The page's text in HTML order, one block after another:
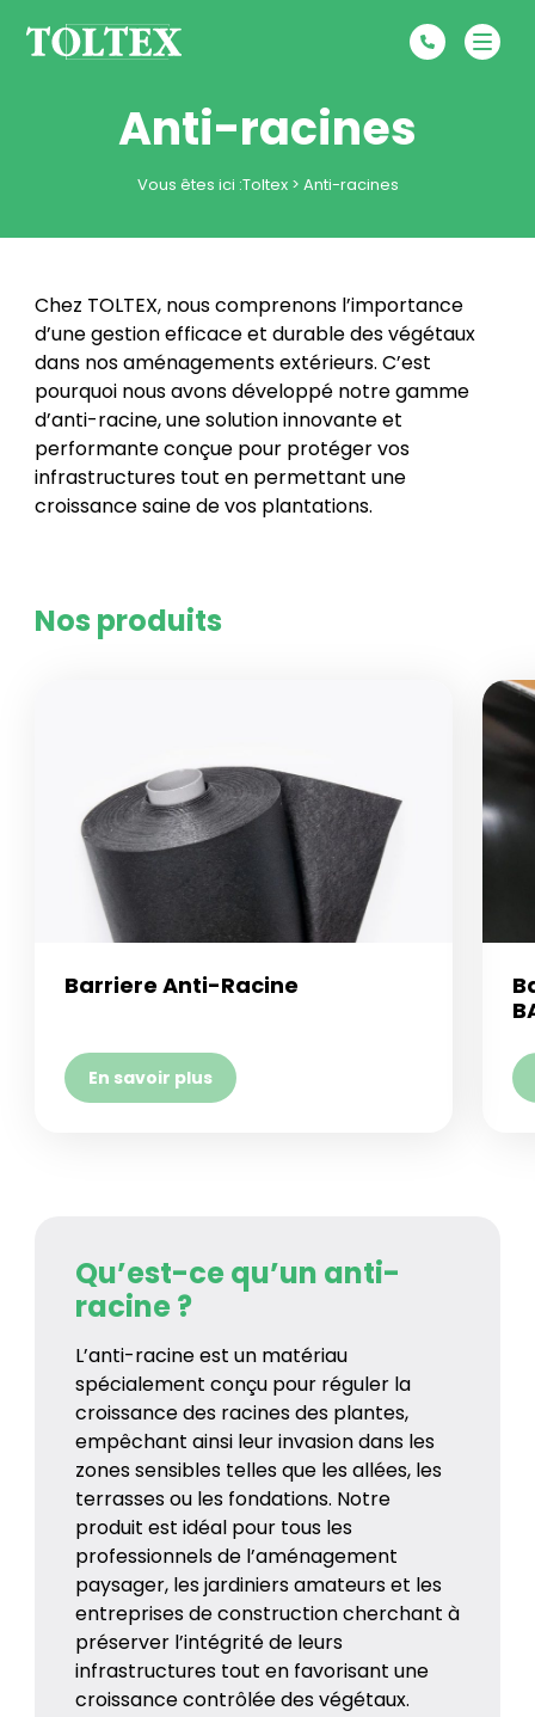
Anti-racines
Vous êtes ici :Toltex> Anti-racines
Chez TOLTEX, nous comprenons l’importance
d’une gestion efficace et durable des végétaux
dans nos aménagements extérieurs. C’est
pourquoi nous avons développé notre gamme
d’anti-racine, une solution innovante et
performante conçue pour protéger vos
infrastructures tout en permettant une
croissance saine de vos plantations.
Nos produits
Barriere Anti-Racine
En savoir plus
Qu’est-ce qu’un anti-
racine ?
L’anti-racine est un matériau
spécialement conçu pour réguler la
croissance des racines des plantes,
empêchant ainsi leur invasion dans les
zones sensibles telles que les allées, les
terrasses ou les fondations. Notre
produit est idéal pour tous les
professionnels de l’aménagement
paysager, les jardiniers amateurs et les
entreprises de construction cherchant à
préserver l’intégrité de leurs
infrastructures tout en favorisant une
croissance contrôlée des végétaux.